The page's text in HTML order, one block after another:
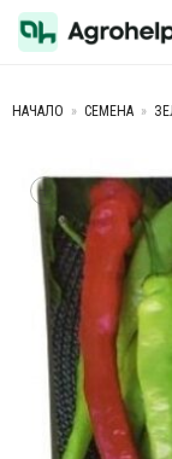
НАЧАЛО » СЕМЕНА »
+